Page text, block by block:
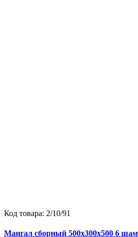
Код товара: 2/10/91
Мангал сборный 500х300х500 6